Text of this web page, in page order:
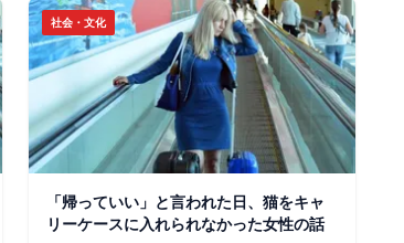
社会・文化
「帰っていい」と言われた日、猫をキャ
リーケースに入れられなかった女性の話